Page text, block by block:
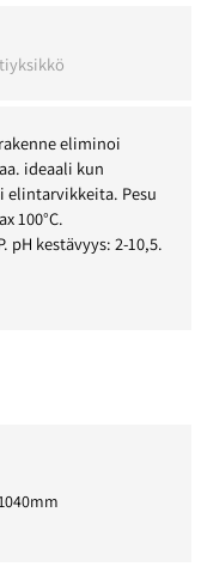
eliminoi
ideaali kun
Pesu
100°C.
pH kestävyys: 2-10,5.